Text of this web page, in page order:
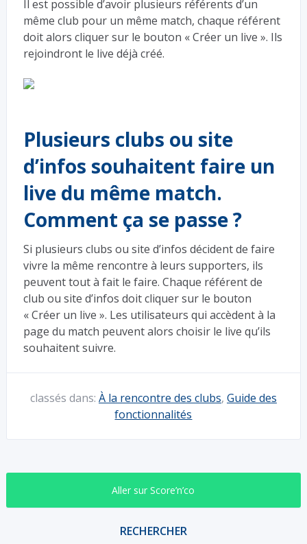
Il est possible d’avoir plusieurs référents d’un
même club pour un même match, chaque référent
doit alors cliquer sur le bouton « Créer un live ». Ils
rejoindront le live déjà créé.
Plusieurs clubs ou site
d’infos souhaitent faire un
live du même match.
Comment ça se passe ?
Si plusieurs clubs ou site d’infos décident de faire
vivre la même rencontre à leurs supporters, ils
peuvent tout à fait le faire. Chaque référent de
club ou site d’infos doit cliquer sur le bouton
« Créer un live ». Les utilisateurs qui accèdent à la
page du match peuvent alors choisir le live qu’ils
souhaitent suivre.
classés dans: À la rencontre des clubs, Guide des
fonctionnalités
Aller sur Score’n’co
RECHERCHER